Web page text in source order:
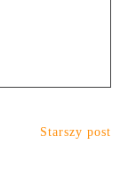
Starszy post